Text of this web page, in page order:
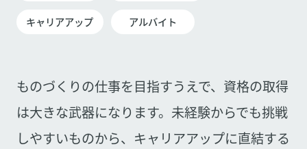
キャリアアップ アルバイト
ものづくりの仕事を目指すうえで、資格の取得
は大きな武器になります。未経験からでも挑戦
しやすいものから、キャリアアップに直結する